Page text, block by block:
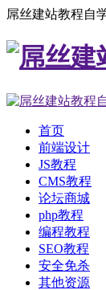
屌丝建站教程自
首页
前端设计
JS教程
CMS教程
论坛商城
php教程
编程教程
SEO教程
安全免杀
其他资源